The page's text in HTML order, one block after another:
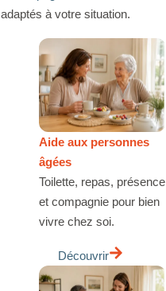
adaptés à votre situation.
Aide aux personnes
âgées
Toilette, repas, présence
et compagnie pour bien
vivre chez soi.
Découvrir